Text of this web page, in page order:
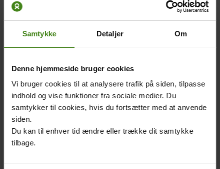
Samtykke Detaljer Om
Denne hjemmeside bruger cookies
Vi bruger cookies til at analysere trafik på siden, tilpasse
indhold og vise funktioner fra sociale medier. Du
samtykker til cookies, hvis du fortsætter med at anvende
siden.
Du kan til enhver tid ændre eller trække dit samtykke
tilbage.
Related
content
Main
picture
Main